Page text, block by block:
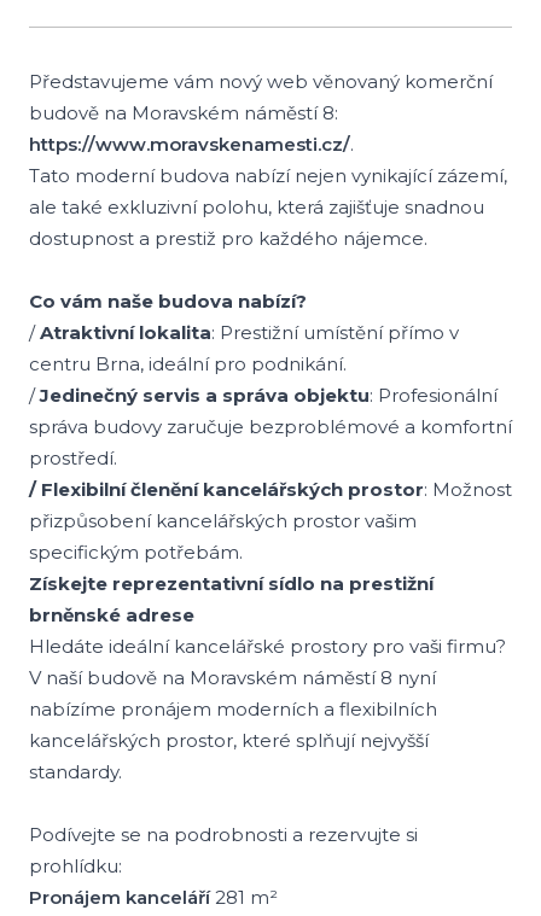
Představujeme vám nový web věnovaný komerční
budově na Moravském náměstí 8:
https://www.moravskenamesti.cz/.
Tato moderní budova nabízí nejen vynikající zázemí,
ale také exkluzivní polohu, která zajišťuje snadnou
dostupnost a prestiž pro každého nájemce.
Co vám naše budova nabízí?
/Atraktivní lokalita: Prestižní umístění přímo v
centru Brna, ideální pro podnikání.
/Jedinečný servis a správa objektu: Profesionální
správa budovy zaručuje bezproblémové a komfortní
prostředí.
/ Flexibilní členění kancelářských prostor: Možnost
přizpůsobení kancelářských prostor vašim
specifickým potřebám.
Získejte reprezentativní sídlo na prestižní
brněnské adrese
Hledáte ideální kancelářské prostory pro vaši firmu?
V naší budově na Moravském náměstí 8 nyní
nabízíme pronájem moderních a flexibilních
kancelářských prostor, které splňují nejvyšší
standardy.
Podívejte se na podrobnosti a rezervujte si
prohlídku:
Pronájem kanceláří281 m²